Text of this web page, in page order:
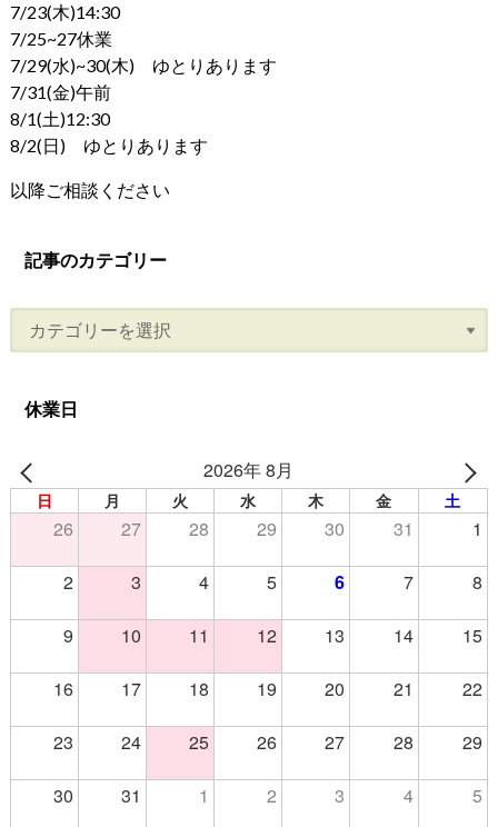
7/23(木)14:30
7/25~27休業
7/29(水)~30(木) ゆとりあります
7/31(金)午前
8/1(土)12:30
8/2(日) ゆとりあります
以降ご相談ください
記事のカテゴリー
休業日
2026年 8月
日 月 火 水 木 金 土
26 27 28 29 30 31 1
2 3 4 5 6 7 8
9 10 11 12 13 14 15
16 17 18 19 20 21 22
23 24 25 26 27 28 29
30 31 1 2 3 4 5